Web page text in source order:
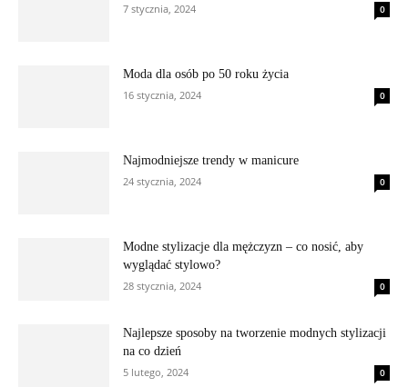
7 stycznia, 2024
0
Moda dla osób po 50 roku życia
16 stycznia, 2024
0
Najmodniejsze trendy w manicure
24 stycznia, 2024
0
Modne stylizacje dla mężczyzn – co nosić, aby
wyglądać stylowo?
28 stycznia, 2024
0
Najlepsze sposoby na tworzenie modnych stylizacji
na co dzień
5 lutego, 2024
0